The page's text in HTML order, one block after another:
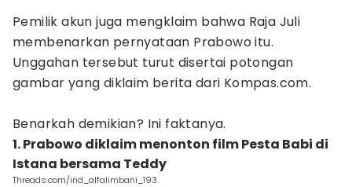
Pemilik akun juga mengklaim bahwa Raja Juli
membenarkan pernyataan Prabowo itu.
Unggahan tersebut turut disertai potongan
gambar yang diklaim berita dari Kompas.com.
Benarkah demikian? Ini faktanya.
1. Prabowo diklaim menonton film Pesta Babi di
Istana bersama Teddy
Threads.com/ind_alfalimbani_193.